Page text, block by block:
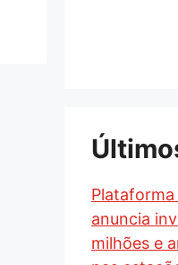
anuncia
milhões e